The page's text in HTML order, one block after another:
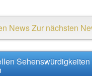
NewsZur nächsten
Sehenswürdigkeiten